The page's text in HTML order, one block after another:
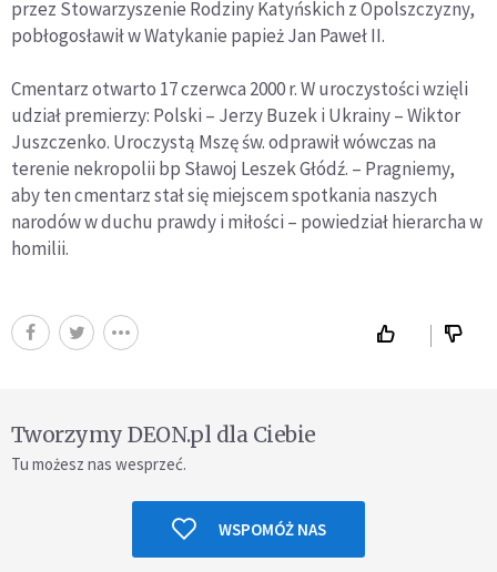
przez Stowarzyszenie Rodziny Katyńskich z Opolszczyzny,
pobłogosławił w Watykanie papież Jan Paweł II.
Cmentarz otwarto 17 czerwca 2000 r. W uroczystości wzięli
udział premierzy: Polski – Jerzy Buzek i Ukrainy – Wiktor
Juszczenko. Uroczystą Mszę św. odprawił wówczas na
terenie nekropolii bp Sławoj Leszek Głódź. – Pragniemy,
aby ten cmentarz stał się miejscem spotkania naszych
narodów w duchu prawdy i miłości – powiedział hierarcha w
homilii.
Tworzymy DEON.pl dla Ciebie
Tu możesz nas wesprzeć.
WSPOMÓŻ NAS